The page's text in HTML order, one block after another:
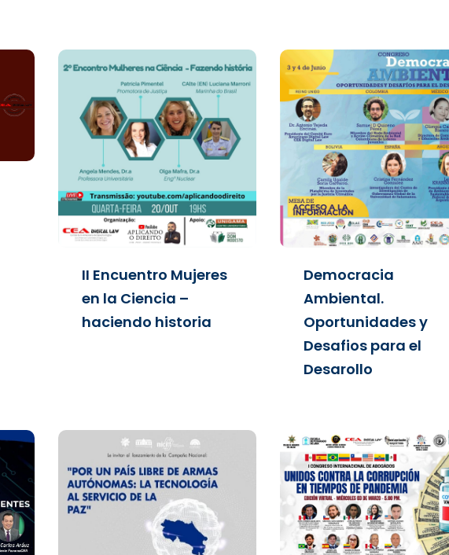
II Encuentro Mujeres
en la Ciencia –
haciendo historia
Democracia
Ambiental.
Oportunidades y
Desafios para el
Desarollo